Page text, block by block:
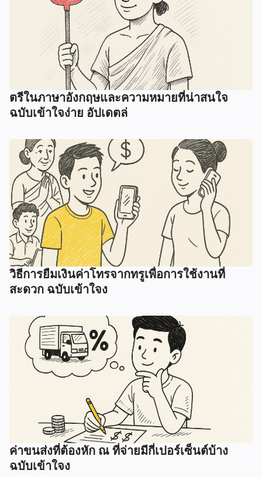
ตรีในภาษาอังกฤษและความหมายที่น่าสนใจ
ฉบับเข้าใจง่าย อัปเดตล่
วิธีการยืมเงินค่าโทรจากทรูเพื่อการใช้งานที่
สะดวก ฉบับเข้าใจง
ค่าขนส่งที่ต้องหัก ณ ที่จ่ายมีกี่เปอร์เซ็นต์บ้าง
ฉบับเข้าใจง